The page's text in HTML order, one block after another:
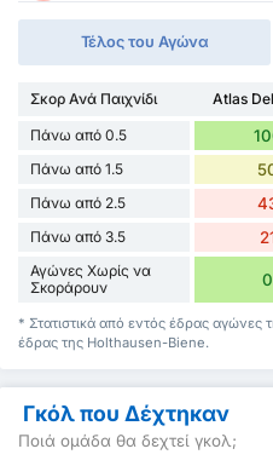
Τέλος του Αγώνα
Σκορ Ανά Παιχνίδι Atlas
Πάνω από 0.5
Πάνω από 1.5
Πάνω από 2.5
Πάνω από 3.5
Αγώνες Χωρίς να
Σκοράρουν
* Στατιστικά από εντός έδρας αγώνες
έδρας της Holthausen-Biene.
Γκόλ που Δέχτηκαν
Ποιά ομάδα θα δεχτεί γκολ;